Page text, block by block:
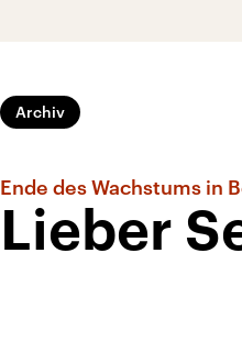
Archiv
Ende des Wachstums in
Lieber